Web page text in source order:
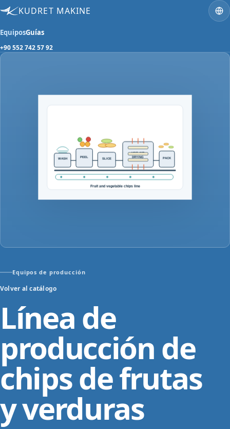
KUDRET MAKINE
EquiposGuías
+90 552 742 57 92
Equipos de producción
Volver al catálogo
Línea de
producción de
chips de frutas
y verduras